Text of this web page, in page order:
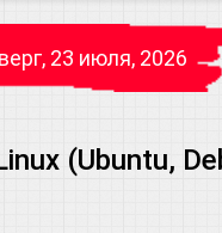
23 июля, 2026
(Ubuntu,